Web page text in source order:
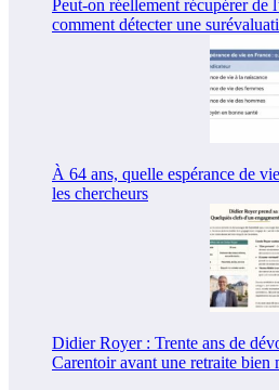
Peut-on réellement récupérer de
comment détecter une
À 64 ans, quelle espérance de
les chercheurs
Didier Royer : Trente ans de
Carentoir avant une retraite bien